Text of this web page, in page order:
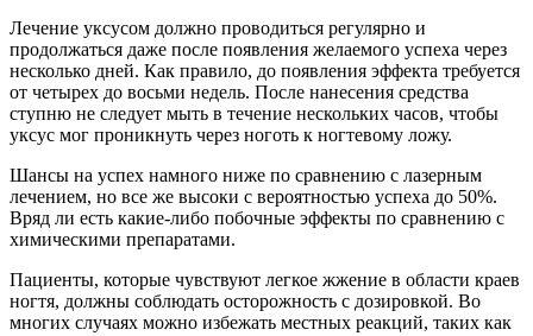
Лечение уксусом должно проводиться регулярно и
продолжаться даже после появления желаемого успеха через
несколько дней. Как правило, до появления эффекта требуется
от четырех до восьми недель. После нанесения средства
ступню не следует мыть в течение нескольких часов, чтобы
уксус мог проникнуть через ноготь к ногтевому ложу.
Шансы на успех намного ниже по сравнению с лазерным
лечением, но все же высоки с вероятностью успеха до 50%.
Вряд ли есть какие-либо побочные эффекты по сравнению с
химическими препаратами.
Пациенты, которые чувствуют легкое жжение в области краев
ногтя, должны соблюдать осторожность с дозировкой. Во
многих случаях можно избежать местных реакций, таких как